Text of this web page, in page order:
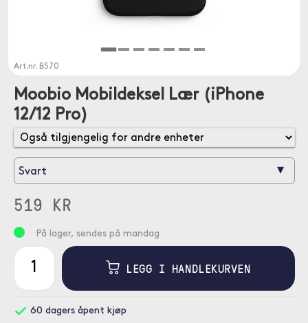
Art.nr. B570
Moobio Mobildeksel Lær (iPhone
12/12 Pro)
Svart ▾
519 KR
På lager, sendes på mandag
LEGG I HANDLEKURVEN
60 dagers åpent kjøp